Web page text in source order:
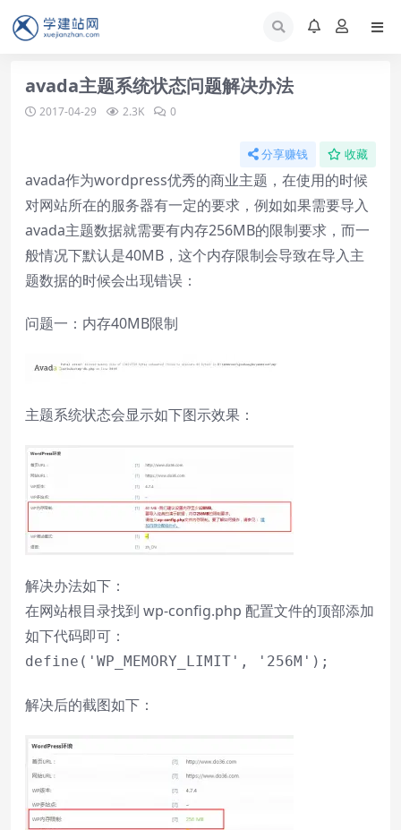
avada主题系统状态问题解决办法
2017-04-29 2.3K 0
分享赚钱 收藏
avada作为wordpress优秀的商业主题，在使用的时候
对网站所在的服务器有一定的要求，例如如果需要导入
avada主题数据就需要有内存256MB的限制要求，而一
般情况下默认是40MB，这个内存限制会导致在导入主
题数据的时候会出现错误：
问题一：内存40MB限制
主题系统状态会显示如下图示效果：
解决办法如下：
在网站根目录找到 wp-config.php 配置文件的顶部添加
如下代码即可：
define('WP_MEMORY_LIMIT', '256M');
解决后的截图如下：